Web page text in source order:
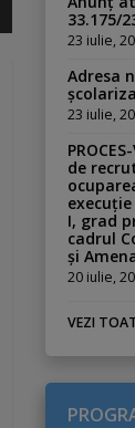
33.175/
23 iulie,
Adresa
23 iulie,
de
I, grad
cadrul
și
20 iulie,
VEZI